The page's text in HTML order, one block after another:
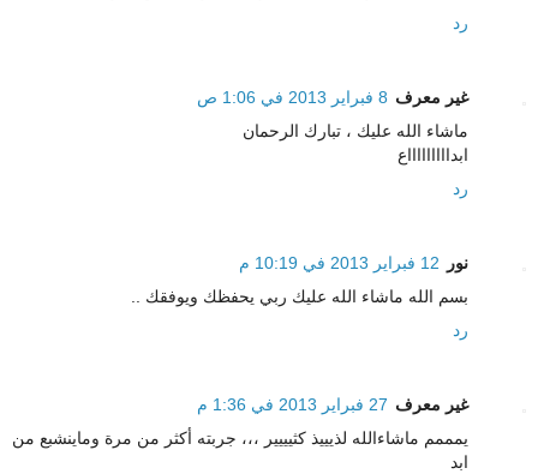
رد
غير معرف 8 فبراير 2013 في 1:06 ص
ماشاء الله عليك ، تبارك الرحمان
ابداااااااااع
رد
نور
12 فبراير 2013 في 10:19 م
بسم الله ماشاء الله عليك ربي يحفظك ويوفقك ..
رد
غير معرف 27 فبراير 2013 في 1:36 م
يمممم ماشاءالله لذيييذ كثيييير ،،، جربته أكثر من مرة وماينشبع من
ابد